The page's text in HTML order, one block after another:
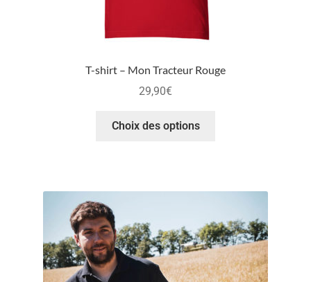
T-shirt – Mon Tracteur Rouge
29,90€
Choix des options